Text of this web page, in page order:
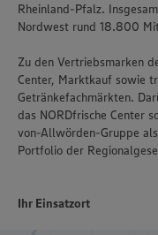
Rheinland-Pfalz.
Nordwest rund 18.800
Zu den Vertriebsmarken
Center, Marktkauf sowie
Getränkefachmärkten.
das NORDfrische Center
von-Allwörden-Gruppe
Portfolio der
Ihr Einsatzort